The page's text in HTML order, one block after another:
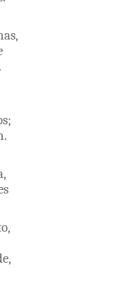
,
.
;
.
,
,
,